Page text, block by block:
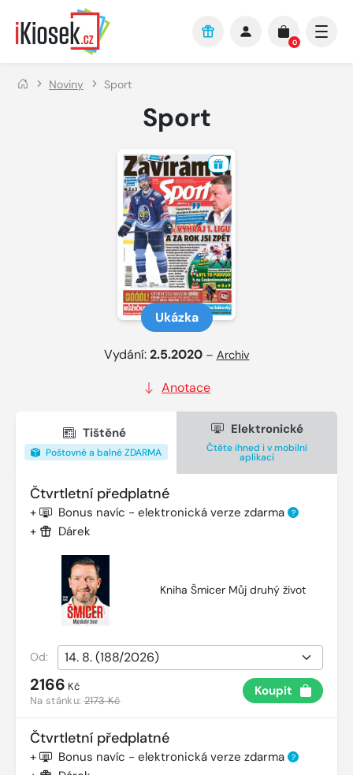
Přejít na hlavní obsah
0
Noviny Sport
Sport
Ukázka
Vydání:2.5.2020 – Archiv
Anotace
Tištěné
Poštovné a balné ZDARMA
Elektronické
Čtěte ihned i v mobilní
aplikaci
Čtvrtletní předplatné
+ Bonus navíc - elektronická verze zdarma ?
+ Dárek
Kniha Šmicer Můj druhý život
Od:
2166 Kč
Na stánku:2173 Kč
Koupit
Čtvrtletní předplatné
+ Bonus navíc - elektronická verze zdarma ?